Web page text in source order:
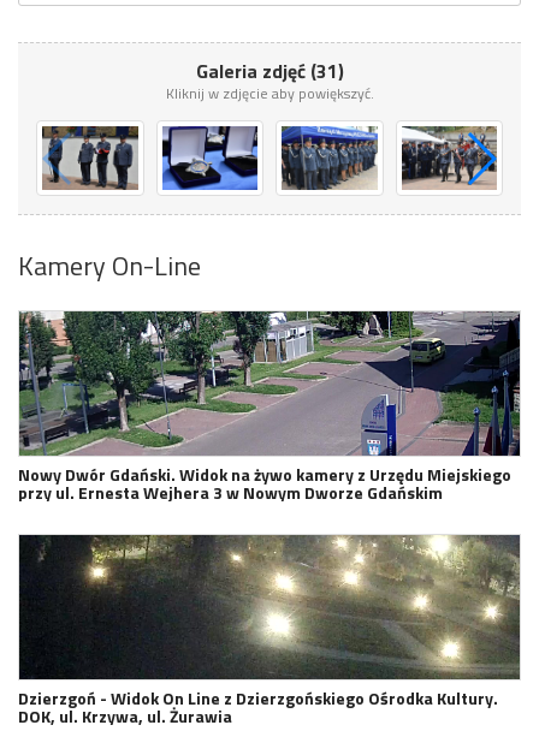
Galeria zdjęć (31)
Kliknij w zdjęcie aby powiększyć.
Kamery On-Line
Nowy Dwór Gdański. Widok na żywo kamery z Urzędu Miejskiego
przy ul. Ernesta Wejhera 3 w Nowym Dworze Gdańskim
Dzierzgoń - Widok On Line z Dzierzgońskiego Ośrodka Kultury.
DOK, ul. Krzywa, ul. Żurawia